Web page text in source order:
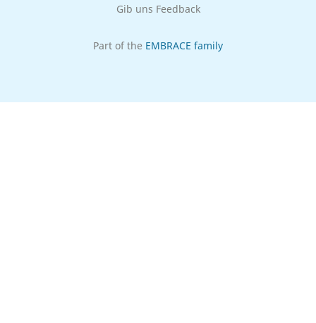
Gib uns Feedback
Part of the EMBRACE family